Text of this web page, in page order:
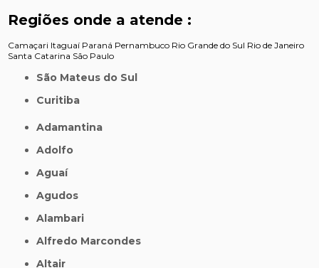
Regiões onde a atende :
Camaçari Itaguaí Paraná Pernambuco Rio Grande do Sul Rio de Janeiro
Santa Catarina São Paulo
São Mateus do Sul
Curitiba
Adamantina
Adolfo
Aguaí
Agudos
Alambari
Alfredo Marcondes
Altair